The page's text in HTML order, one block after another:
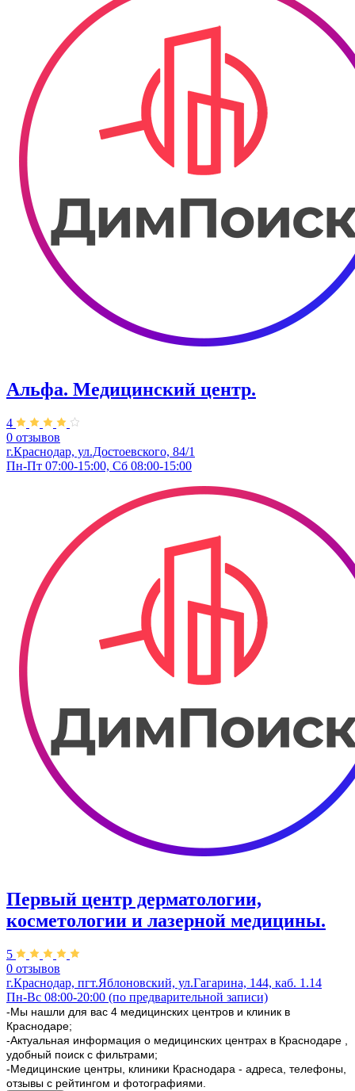
Альфа. Медицинский центр.
4
0 отзывов
г.Краснодар, ул.Достоевского, 84/1
Пн-Пт 07:00-15:00, Сб 08:00-15:00
Первый центр дерматологии,
косметологии и лазерной медицины.
5
0 отзывов
г.Краснодар, пгт.Яблоновский, ул.Гагарина, 144, каб. 1.14
Пн-Вс 08:00-20:00 (по предварительной записи)
-Мы нашли для вас 4 медицинских центров и клиник в
Краснодаре;
-Актуальная информация о медицинских центрах в Краснодаре ,
удобный поиск с фильтрами;
-Медицинские центры, клиники Краснодара - адреса, телефоны,
отзывы с рейтингом и фотографиями.